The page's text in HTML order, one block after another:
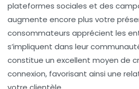
plateformes sociales et des
augmente encore plus votre
consommateurs apprécient les
s’impliquent dans leur
constitue un excellent moyen de
connexion, favorisant ainsi une